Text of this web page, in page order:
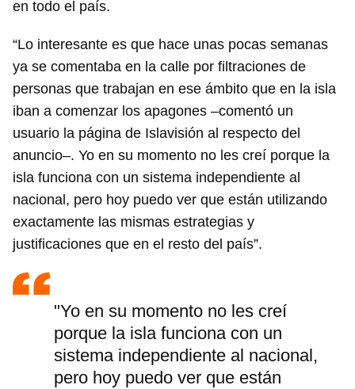
en todo el país.
“Lo interesante es que hace unas pocas semanas
ya se comentaba en la calle por filtraciones de
personas que trabajan en ese ámbito que en la isla
iban a comenzar los apagones –comentó un
usuario la página de Islavisión al respecto del
anuncio–. Yo en su momento no les creí porque la
isla funciona con un sistema independiente al
nacional, pero hoy puedo ver que están utilizando
exactamente las mismas estrategias y
justificaciones que en el resto del país”.
"Yo en su momento no les creí
porque la isla funciona con un
sistema independiente al nacional,
pero hoy puedo ver que están